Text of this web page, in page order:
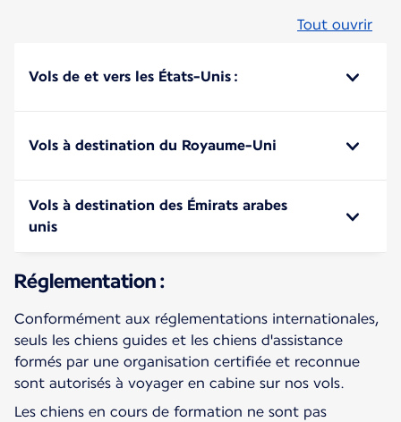
Tout ouvrir
Vols de et vers les États-Unis :
Vols à destination du Royaume-Uni
Vols à destination des Émirats arabes
unis
Réglementation :
Conformément aux réglementations internationales,
seuls les chiens guides et les chiens d'assistance
formés par une organisation certifiée et reconnue
sont autorisés à voyager en cabine sur nos vols.
Les chiens en cours de formation ne sont pas